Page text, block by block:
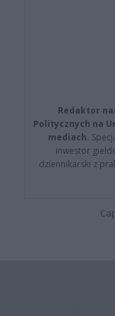
Redaktor
Politycznych na
mediach.
inwestor
dziennikarski z